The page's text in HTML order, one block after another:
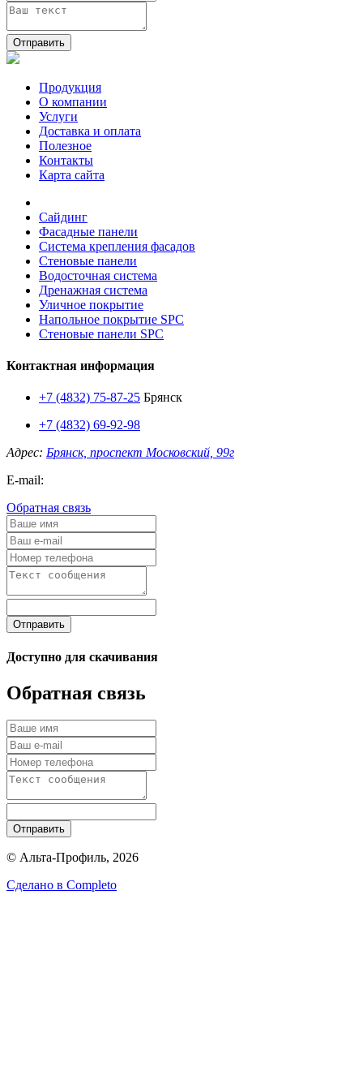
Отправить
Продукция
О компании
Услуги
Доставка и оплата
Полезное
Контакты
Карта сайта
Сайдинг
Фасадные панели
Система крепления фасадов
Стеновые панели
Водосточная система
Дренажная система
Уличное покрытие
Напольное покрытие SPC
Стеновые панели SPC
Контактная информация
+7 (4832) 75-87-25 Брянск
+7 (4832) 69-92-98
Адрес: Брянск, проспект Московский, 99г
E-mail:
Обратная связь
Отправить
Доступно для скачивания
Обратная связь
Отправить
© Альта-Профиль, 2026
Сделано в Completo